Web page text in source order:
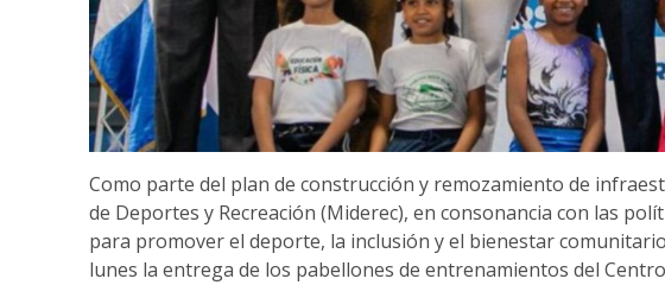
Como parte del plan de construcción y remozamiento de
de Deportes y Recreación (Miderec), en consonancia con las
para promover el deporte, la inclusión y el bienestar
lunes la entrega de los pabellones de entrenamientos del